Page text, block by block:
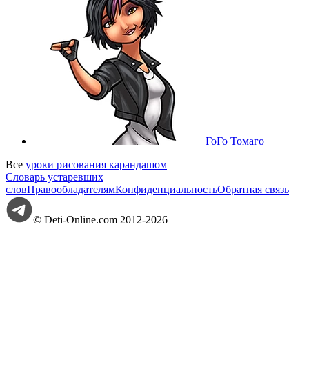
ГоГо Томаго
Все уроки рисования карандашом
Словарь устаревших
словПравообладателямКонфиденциальностьОбратная связь
© Deti-Online.com 2012-2026